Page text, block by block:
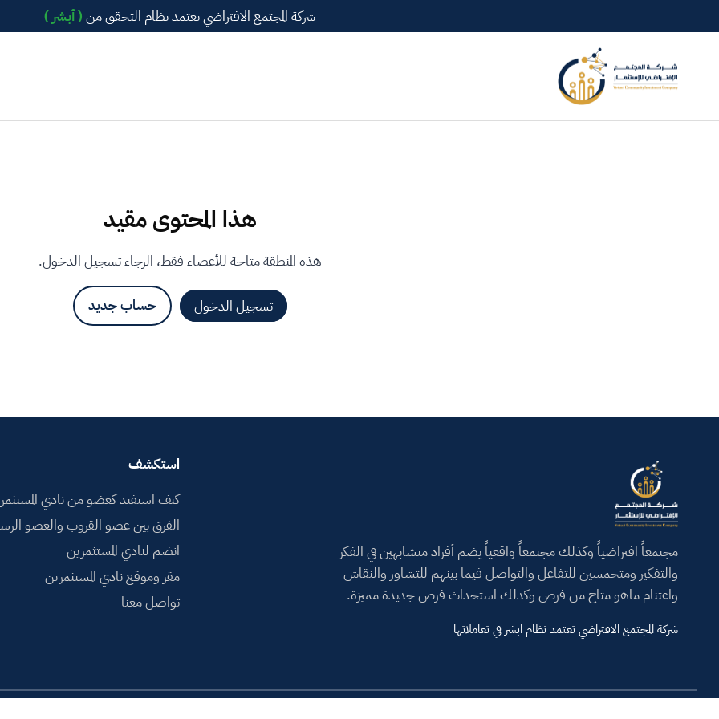
شركة المجتمع الافتراضي تعتمد نظام التحقق من ( أبشر )
هذا المحتوى مقيد
هذه المنطقة متاحة للأعضاء فقط، الرجاء تسجيل الدخول.
حساب جديد تسجيل الدخول
مجتمعاً افتراضياً وكذلك مجتمعاً واقعياً يضم أفراد متشابهين في الفكر
والتفكير ومتحمسين للتفاعل والتواصل فيما بينهم للتشاور والنقاش
واغتنام ماهو متاح من فرص وكذلك استحداث فرص جديدة مميزة.
شركة المجتمع الافتراضي تعتمد نظام ابشر في تعاملاتها
استكشف
كيف استفيد كعضو من نادي
الفرق بين عضو القروب والعضو
انضم لنادي المستثمرين
مقر وموقع نادي المستثمرين
تواصل معنا